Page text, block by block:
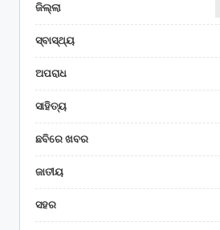
ଜିଲ୍ଲା
ସ୍ବାସ୍ଥ୍ୟ
ଅପରାଧ
ସାହିତ୍ୟ
ଛବିରେ ଖବର
ଜାତୀୟ
ସହର